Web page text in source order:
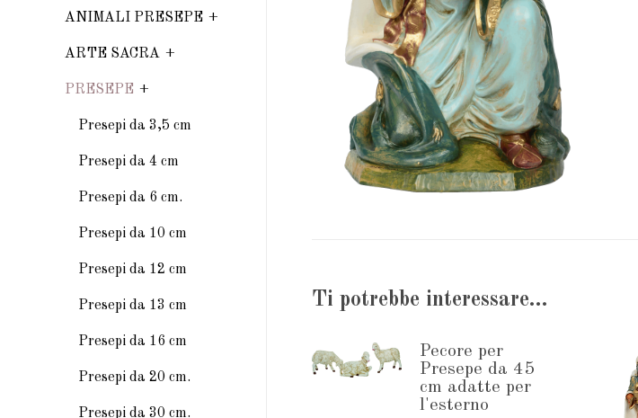
Ti potrebbe interessare…
Pecore per
Presepe da 45
cm adatte per
l'esterno
ANIMALI PRESEPE
ARTE SACRA
PRESEPE
Presepi da 3,5 cm
Presepi da 4 cm
Presepi da 6 cm.
Presepi da 10 cm
Presepi da 12 cm
Presepi da 13 cm
Presepi da 16 cm
Presepi da 20 cm.
Presepi da 30 cm.